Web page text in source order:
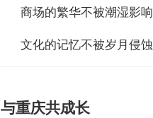
商场的繁华不被潮湿影响
文化的记忆不被岁月侵蚀
与重庆共成长